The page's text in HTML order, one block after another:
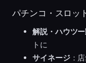
パチンコ・スロッ
解説・ハウツ
トに
サイネージ：